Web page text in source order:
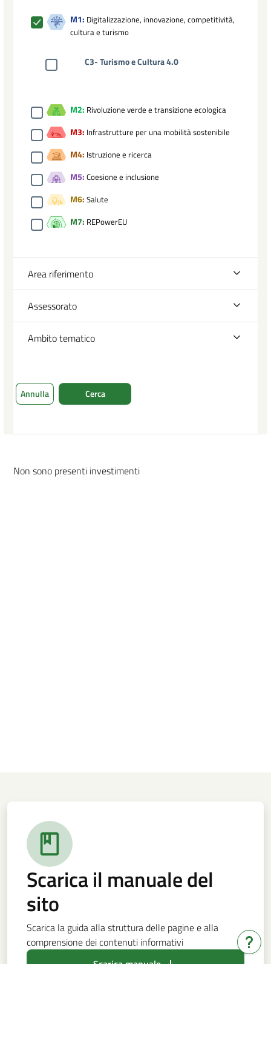
M1: Digitalizzazione, innovazione, competitività,
cultura e turismo
C3- Turismo e Cultura 4.0
M2: Rivoluzione verde e transizione ecologica
M3: Infrastrutture per una mobilità sostenibile
M4: Istruzione e ricerca
M5: Coesione e inclusione
M6: Salute
M7: REPowerEU
Area riferimento
Assessorato
Ambito tematico
Annulla Cerca
Non sono presenti investimenti
Scarica il manuale del
sito
Scarica la guida alla struttura delle pagine e alla
comprensione dei contenuti informativi
Scarica manuale
Hai